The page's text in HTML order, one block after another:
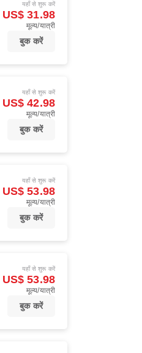
यहाँ से शुरू करें
US$ 31.98
मूल्य/यात्री
बुक करें
यहाँ से शुरू करें
US$ 42.98
मूल्य/यात्री
बुक करें
यहाँ से शुरू करें
US$ 53.98
मूल्य/यात्री
बुक करें
यहाँ से शुरू करें
US$ 53.98
मूल्य/यात्री
बुक करें